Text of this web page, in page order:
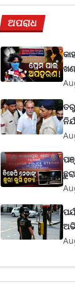
ଅପରାଧ